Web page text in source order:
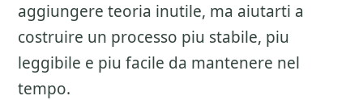
aggiungere teoria inutile, ma aiutarti a
costruire un processo piu stabile, piu
leggibile e piu facile da mantenere nel
tempo.